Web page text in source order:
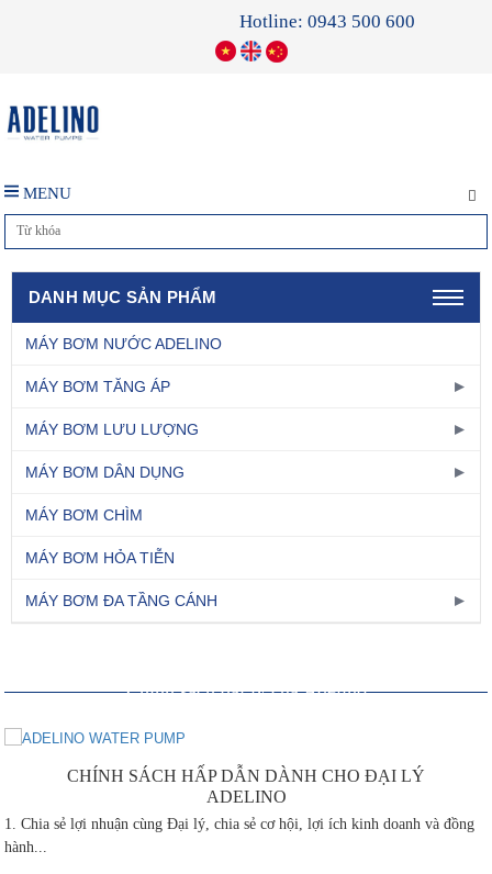
Hotline: 0943 500 600
MENU
DANH MỤC SẢN PHẨM
MÁY BƠM NƯỚC ADELINO
MÁY BƠM TĂNG ÁP
MÁY BƠM LƯU LƯỢNG
MÁY BƠM DÂN DỤNG
MÁY BƠM CHÌM
MÁY BƠM HỎA TIỄN
MÁY BƠM ĐA TẦNG CÁNH
Chính sách đại lý của Adelino
CHÍNH SÁCH HẤP DẪN DÀNH CHO ĐẠI LÝ
ADELINO
1. Chia sẻ lợi nhuận cùng Đại lý, chia sẻ cơ hội, lợi ích kinh doanh và đồng
hành...